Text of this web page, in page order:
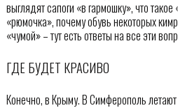
выглядят сапоги «в гармошку», что
«рюмочка», почему обувь некоторых
«чумой» – тут есть ответы на все эти
ГДЕ БУДЕТ КРАСИВО
Конечно, в Крыму. В Симферополь